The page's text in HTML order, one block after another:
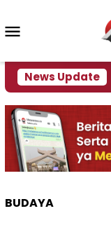
konten
News Update
Krisi Air
BUDAYA